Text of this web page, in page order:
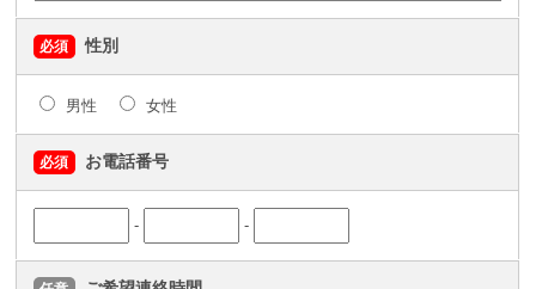
必須 性別
男性 女性
必須 お電話番号
- -